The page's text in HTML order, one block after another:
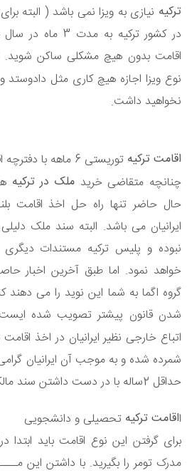
ترکیه نیازی به ویزا نمی باشد ( البته
در کشور ترکیه به
اقامت بدون هیچ مشکلی ساکن شوید.
نوع ویزا اجازه هیچ کاری مثل دادوستد
نخواهید داشت.
اقامت ترکیه توریستی 6 ماهه با دفترچه اقامت
چنانچه متقاضی خریدملک در ترکیه
حال حاضر تنها راه حل اخذ اقامت
ایرانیان می باشد. البته سند ملک
نبوده و پلیس ترکیه مستندات دیگری
خواهد نمود. اما طبق آخرین اخبار
شدن قانون پیشتر تصویب شده
اتباع خارجی نظیر ایرانیان در اخذ
شمرده شده و به موجب آن ایرانیان
حداقل 2ساله با در دست داشتن سند مالکیت خود خواهند شد
ااقامت ترکیه تحصیلی و دانشجویی
برای گرفتن این نوع اقامت باید ابتدا